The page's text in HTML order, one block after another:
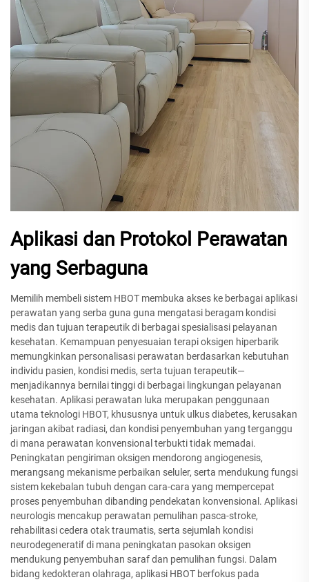
Aplikasi dan Protokol Perawatan
yang Serbaguna
Memilih membeli sistem HBOT membuka akses ke berbagai aplikasi
perawatan yang serba guna guna mengatasi beragam kondisi
medis dan tujuan terapeutik di berbagai spesialisasi pelayanan
kesehatan. Kemampuan penyesuaian terapi oksigen hiperbarik
memungkinkan personalisasi perawatan berdasarkan kebutuhan
individu pasien, kondisi medis, serta tujuan terapeutik—
menjadikannya bernilai tinggi di berbagai lingkungan pelayanan
kesehatan. Aplikasi perawatan luka merupakan penggunaan
utama teknologi HBOT, khususnya untuk ulkus diabetes, kerusakan
jaringan akibat radiasi, dan kondisi penyembuhan yang terganggu
di mana perawatan konvensional terbukti tidak memadai.
Peningkatan pengiriman oksigen mendorong angiogenesis,
merangsang mekanisme perbaikan seluler, serta mendukung fungsi
sistem kekebalan tubuh dengan cara-cara yang mempercepat
proses penyembuhan dibanding pendekatan konvensional. Aplikasi
neurologis mencakup perawatan pemulihan pasca-stroke,
rehabilitasi cedera otak traumatis, serta sejumlah kondisi
neurodegeneratif di mana peningkatan pasokan oksigen
mendukung penyembuhan saraf dan pemulihan fungsi. Dalam
bidang kedokteran olahraga, aplikasi HBOT berfokus pada